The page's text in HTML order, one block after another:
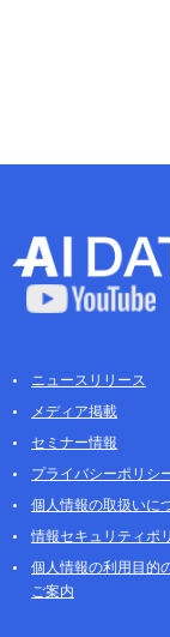
ニュースリリース
メディア掲載
セミナー情報
プライバシーポリシ
個人情報の取扱いに
情報セキュリティポ
個人情報の利用目的
ご案内